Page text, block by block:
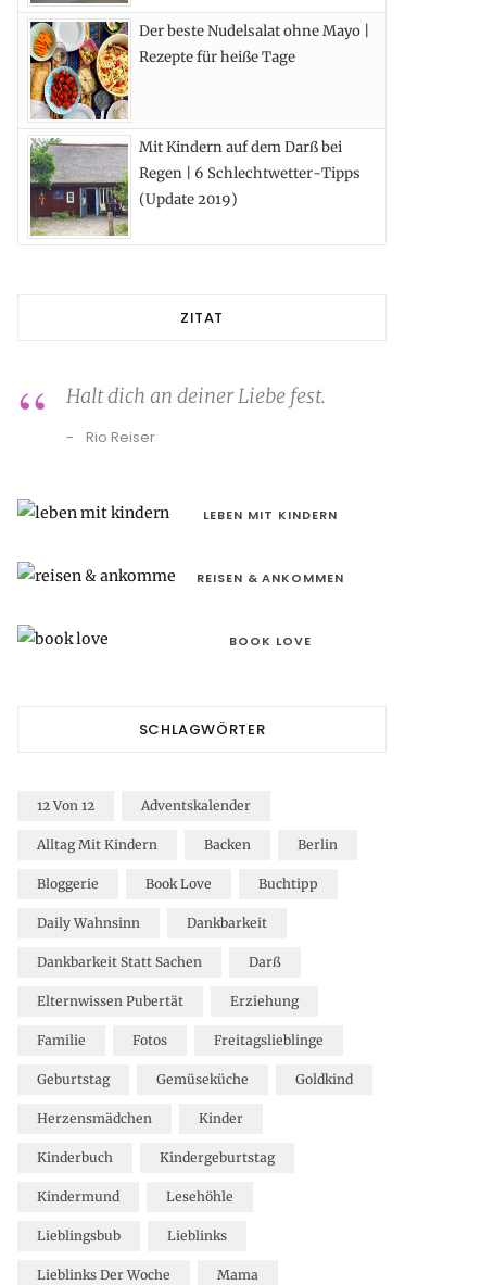
Der beste Nudelsalat ohne Mayo |
Rezepte für heiße Tage
Mit Kindern auf dem Darß bei
Regen | 6 Schlechtwetter-Tipps
(Update 2019)
ZITAT
Halt dich an deiner Liebe fest.
Rio Reiser
LEBEN MIT KINDERN
REISEN & ANKOMMEN
BOOK LOVE
SCHLAGWÖRTER
12 Von 12 Adventskalender
Alltag Mit Kindern Backen Berlin
Bloggerie Book Love Buchtipp
Daily Wahnsinn Dankbarkeit
Dankbarkeit Statt Sachen Darß
Elternwissen Pubertät Erziehung
Familie Fotos Freitagslieblinge
Geburtstag Gemüseküche Goldkind
Herzensmädchen Kinder
Kinderbuch Kindergeburtstag
Kindermund Lesehöhle
Lieblingsbub Lieblinks
Lieblinks Der Woche Mama